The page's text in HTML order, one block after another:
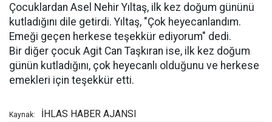
Çocuklardan Asel Nehir Yıltaş, ilk kez doğum gününü
kutladığını dile getirdi. Yıltaş, "Çok heyecanlandım.
Emeği geçen herkese teşekkür ediyorum" dedi.
Bir diğer çocuk Agit Can Taşkıran ise, ilk kez doğum
günün kutladığını, çok heyecanlı olduğunu ve herkese
emekleri için teşekkür etti.
Kaynak: İHLAS HABER AJANSI